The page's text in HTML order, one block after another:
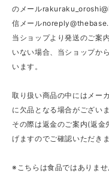
のメール
信メール
当ショップより発送のご案
いない場合、当ショップか
います。
取り扱い商品の中にはメー
に欠品となる場合がございま
その際は返金のご案内(返
げますのでご確認いただき
※こちらは食品ではありませ